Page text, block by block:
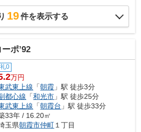
19件を表示する
ポ’92
礼0
万円
武東上線 「朝霞 」駅 徒歩3分
都心線 「和光市 」駅 徒歩25分
武東上線 「朝霞台 」駅 徒歩33分
33年 / 16.20㎡
玉県朝霞市仲町１丁目